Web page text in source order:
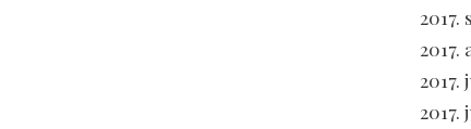
2017.
2017.
2017.